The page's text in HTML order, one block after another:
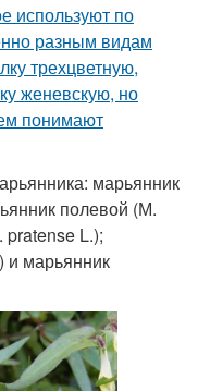
используют по
разным видам
трехцветную,
женевскую, но
понимают
марьянник
полевой (М.
L.);
и марьянник